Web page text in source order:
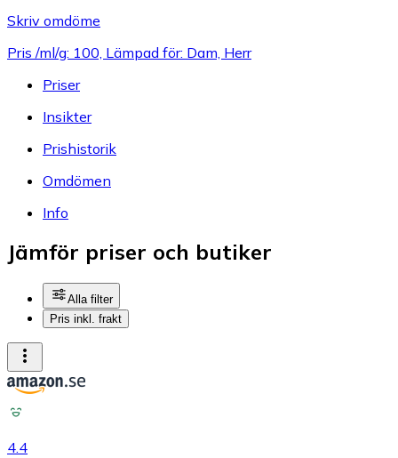
Skriv omdöme
Pris /ml/g: 100, Lämpad för: Dam, Herr
Priser
Insikter
Prishistorik
Omdömen
Info
Jämför priser och butiker
Alla filter
Pris inkl. frakt
4.4